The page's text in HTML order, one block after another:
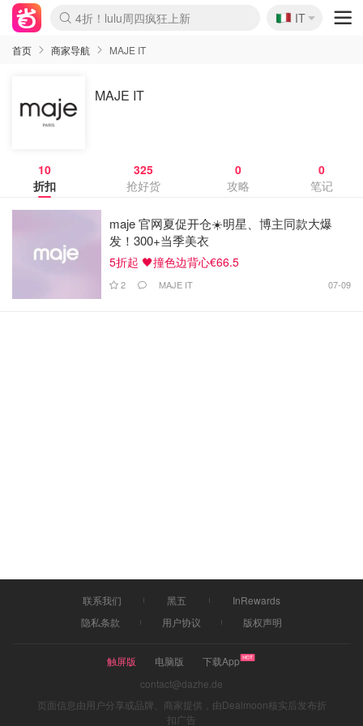
Boticinal 夏促开抢！
4折！lulu周四疯狂上新
速领！Stanley独家85折
Zalando 奥莱闪促！每日更新
🇮🇹
IT
首页 商家导航 MAJE IT
MAJE IT
10
折扣
325
抢好货
0
攻略
0
笔记
maje 官网夏促开仓☀️明星、博主同款大爆
发！300+当季美衣
5折起 🖤撞色边背心€66.5
2 MAJE IT 07-09
联系我们 黑五
InRewards
隐私条款
用户协议 版权声明
触屏版 电脑版
下载App
contact@dazhe.de
页面信息由用户分享或品牌、商家提供，由Dealmoon核实后发布折
扣广告